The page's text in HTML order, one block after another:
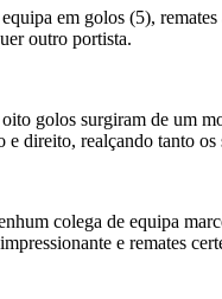
em golos (5),
outro portista.
golos surgiram de um
direito, realçando tanto
colega de equipa
e remates